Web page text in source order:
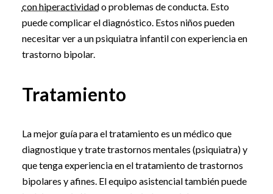
con hiperactividado problemas de conducta. Esto
puede complicar el diagnóstico. Estos niños pueden
necesitar ver a un psiquiatra infantil con experiencia en
trastorno bipolar.
Tratamiento
La mejor guía para el tratamiento es un médico que
diagnostique y trate trastornos mentales (psiquiatra) y
que tenga experiencia en el tratamiento de trastornos
bipolares y afines. El equipo asistencial también puede